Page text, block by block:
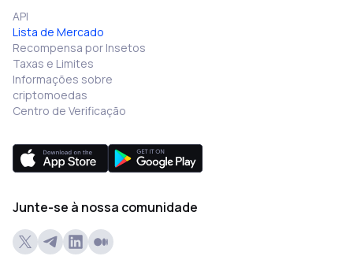
API
Lista de Mercado
Recompensa por Insetos
Taxas e Limites
Informações sobre
criptomoedas
Centro de Verificação
Junte-se à nossa comunidade